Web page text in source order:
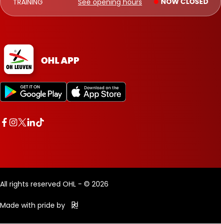
NOW CLOSED
OHL APP
All rights reserved OHL - © 2026
Made with pride by